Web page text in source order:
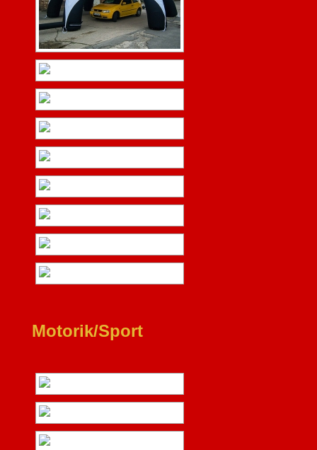
Motorik/Sport